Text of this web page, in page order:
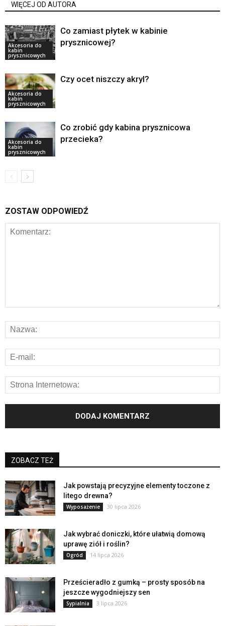
WIĘCEJ OD AUTORA
Akcesoria do
kabin
prysznicowych
Co zamiast płytek w kabinie
prysznicowej?
Akcesoria do
kabin
prysznicowych
Czy ocet niszczy akryl?
Akcesoria do
kabin
prysznicowych
Co zrobić gdy kabina prysznicowa
przecieka?
ZOSTAW ODPOWIEDŹ
ZOBACZ TEŻ
Jak powstają precyzyjne elementy toczone z
litego drewna?
Wyposażenie 30 lipca 2026
Jak wybrać doniczki, które ułatwią domową
uprawę ziół i roślin?
Ogród 14 lipca 2026
Prześcieradło z gumką – prosty sposób na
jeszcze wygodniejszy sen
Sypialnia 3 lipca 2026